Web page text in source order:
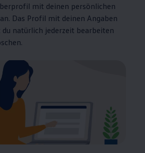
mit deinen persönlichen
Das Profil mit deinen Angaben
du natürlich jederzeit bearbeiten